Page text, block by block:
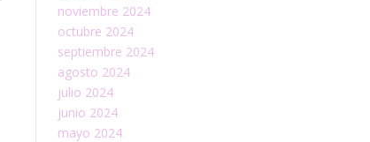
noviembre 2024
octubre 2024
septiembre 2024
agosto 2024
julio 2024
junio 2024
mayo 2024